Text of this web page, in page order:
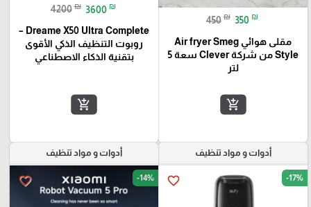
450 ₪ 350 ₪
مقلى هوائي Air fryer Smeg
Style من شركة Clever سعة 5
لتر
add_shopping_cart
4200 ₪ 3600 ₪
Dreame X50 Ultra Complete –
روبوت التنظيف الذكي الأقوى
بتقنية الذكاء الاصطناعي
add_shopping_cart
أدوات و مواد تنظيف
favorite_border -17%
أدوات و مواد تنظيف
favorite_border -14%